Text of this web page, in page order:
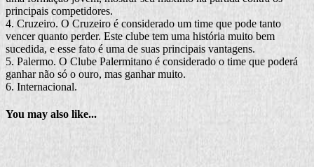
principais competidores.
4. Cruzeiro. O Cruzeiro é considerado um time que pode tanto
vencer quanto perder. Este clube tem uma história muito bem
sucedida, e esse fato é uma de suas principais vantagens.
5. Palermo. O Clube Palermitano é considerado o time que poderá
ganhar não só o ouro, mas ganhar muito.
6. Internacional.
You may also like...